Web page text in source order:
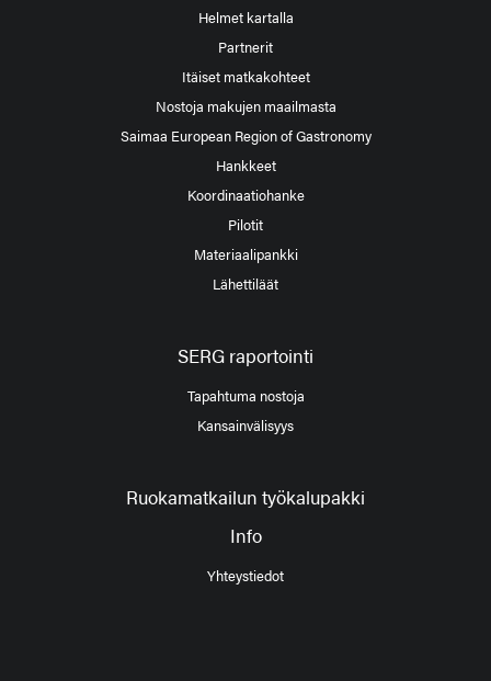
Helmet kartalla
Partnerit
Itäiset matkakohteet
Nostoja makujen maailmasta
Saimaa European Region of Gastronomy
Hankkeet
Koordinaatiohanke
Pilotit
Materiaalipankki
Lähettiläät
SERG raportointi
Tapahtuma nostoja
Kansainvälisyys
Ruokamatkailun työkalupakki
Info
Yhteystiedot